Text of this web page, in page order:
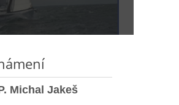
Michal Jakeš